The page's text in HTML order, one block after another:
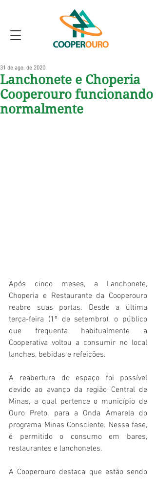
Lanchonete e Choperia
Cooperouro funcionando
normalmente
31 de ago. de 2020
Após cinco meses, a Lanchonete,
Choperia e Restaurante da Cooperouro
reabre suas portas. Desde a última
terça-feira (1º de setembro), o público
que frequenta habitualmente a
Cooperativa voltou a consumir no local
lanches, bebidas e refeições.
A reabertura do espaço foi possível
devido ao avanço da região Central de
Minas, a qual pertence o município de
Ouro Preto, para a Onda Amarela do
programa Minas Consciente. Nessa fase,
é permitido o consumo em bares,
restaurantes e lanchonetes.
A Cooperouro destaca que estão sendo